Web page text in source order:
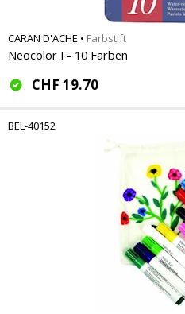
CARAN D'ACHE • Farbstift
Neocolor I - 10 Farben
CHF 19.70
BEL-40152